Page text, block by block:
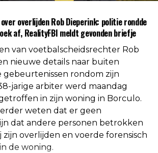
mededelingen gedaan over
in de Nederlandse
van Rob Dieperink verliest het
een scheidsrechter die
was op het hoogste niveau.
overlijden Rob Dieperink: politie rondde
af, RealityFBI meldt gevonden briefje
van voetbalscheidsrechter Rob
nieuwe details naar buiten
gebeurtenissen rondom zijn
jarige arbiter werd maandag
in zijn woning in Borculo.
weten dat er geen
dat andere personen betrokken
zijn overlijden en voerde forensisch
de woning.